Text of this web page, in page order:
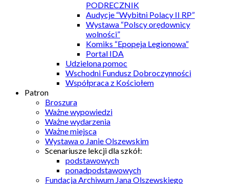
PODRECZNIK
Audycje “Wybitni Polacy II RP”
Wystawa “Polscy orędownicy
wolności”
Komiks “Epopeja Legionowa”
Portal IDA
Udzielona pomoc
Wschodni Fundusz Dobroczynności
Współpraca z Kościołem
Patron
Broszura
Ważne wypowiedzi
Ważne wydarzenia
Ważne miejsca
Wystawa o Janie Olszewskim
Scenariusze lekcji dla szkół:
podstawowych
ponadpodstawowych
Fundacja Archiwum Jana Olszewskiego